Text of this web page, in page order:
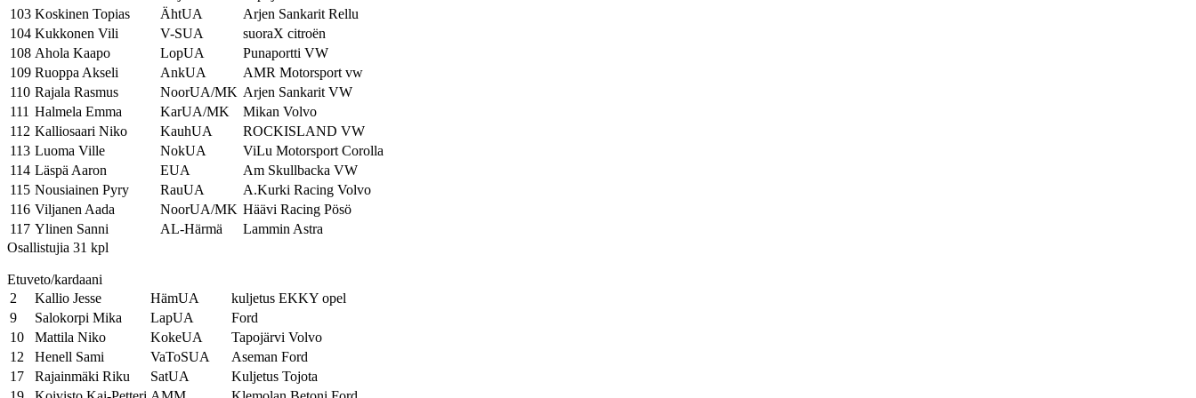
103 Koskinen Topias ÄhtUA
Arjen Sankarit Rellu
104 Kukkonen Vili V-SUA
suoraX citroën
108 Ahola Kaapo LopUA
Punaportti VW
109 Ruoppa Akseli AnkUA
AMR Motorsport vw
110 Rajala Rasmus NoorUA/MK Arjen Sankarit VW
111 Halmela Emma KarUA/MK
Mikan Volvo
112 Kalliosaari Niko KauhUA
ROCKISLAND VW
113 Luoma Ville NokUA
ViLu Motorsport Corolla
114 Läspä Aaron EUA
Am Skullbacka VW
115 Nousiainen Pyry RauUA
A.Kurki Racing Volvo
116 Viljanen Aada NoorUA/MK Häävi Racing Pösö
117 Ylinen Sanni AL-Härmä
Lammin Astra
Osallistujia 31 kpl
Etuveto/kardaani
2
Kallio Jesse HämUA
kuljetus EKKY opel
9
Salokorpi Mika LapUA
Ford
10
Mattila Niko KokeUA
Tapojärvi Volvo
12
Henell Sami VaToSUA
Aseman Ford
17
Rajainmäki Riku SatUA
Kuljetus Tojota